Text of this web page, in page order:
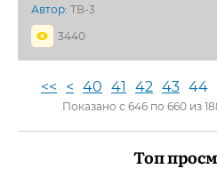
Автор: ТВ-3
3440
<< < 40 41 42 43 44
Показано с 646 по 660 из
Топ